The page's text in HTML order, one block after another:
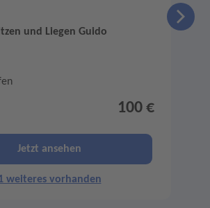
und Liegen Guido
100 €
Jetzt ansehen
weiteres vorhanden